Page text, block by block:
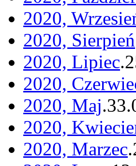
2020,
2020, Sierpień
2020, Lipiec.
2020,
2020, Maj.33.
2020,
2020, Marzec.